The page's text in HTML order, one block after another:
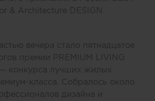
& Architecture DESIGN
вечера стало пятнадцатое
премии PREMIUM LIVING
конкурса лучших жилых
класса. Собралось около
дизайна и